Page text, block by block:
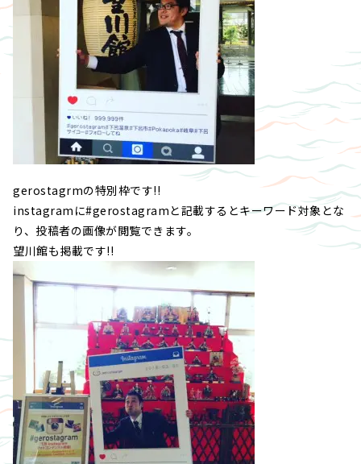
gerostagrmの特別枠です!!
instagramに#gerostagramと記載するとキーワード対象とな
り、投稿者の画像が閲覧できます。
望川館も掲載です!!